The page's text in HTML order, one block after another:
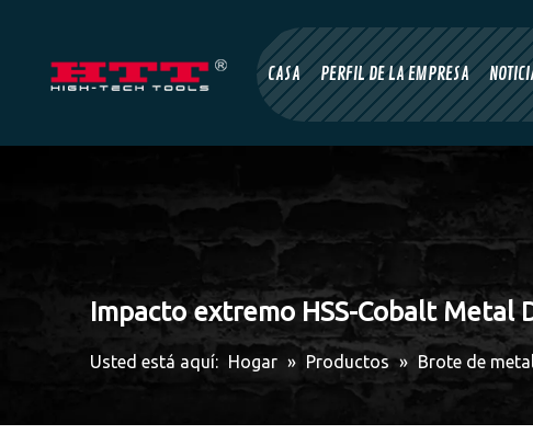
CASA PERFIL DE LA EMPRESA
Impacto extremo HSS-Cobalt Metal
Usted está aquí: Hogar » Productos » Brote de